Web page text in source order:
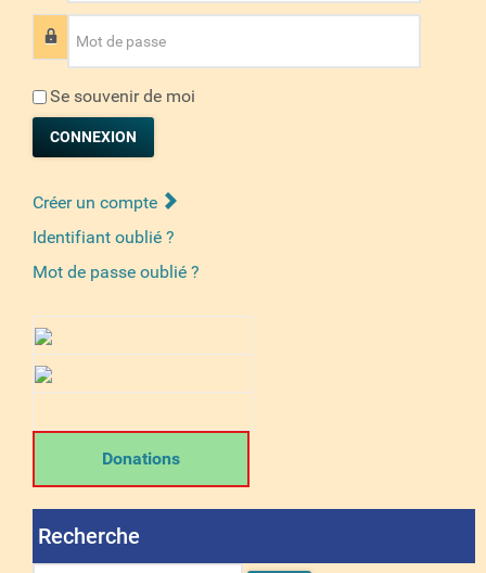
Mot de passe
Se souvenir de moi
CONNEXION
Créer un compte
Identifiant oublié ?
Mot de passe oublié ?
Donations
Recherche